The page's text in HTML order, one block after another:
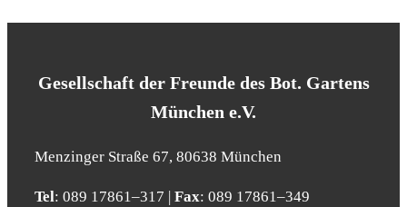
Gesell­schaft der Freun­de des Bot. Gar­tens
Mün­chen e.V.
Men­zin­ger Stra­ße 67, 80638 Mün­chen
Tel: 089 17861–317 | Fax: 089 17861–349